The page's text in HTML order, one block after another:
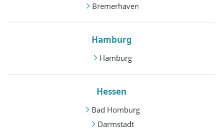
Bremerhaven
Hamburg
Hamburg
Hessen
Bad Homburg
Darmstadt